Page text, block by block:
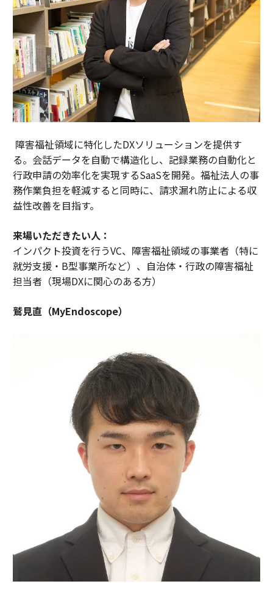
障害福祉領域に特化したDXソリューションを提供す
る。会話データを自動で構造化し、記録業務の自動化と
行政申請の効率化を実現するSaaSを開発。福祉法人の事
務作業負担を軽減すると同時に、請求漏れ防止による収
益性改善を目指す。
来場いただきたい人：
インパクト投資を行うVC、障害福祉領域の事業者（特に
就労支援・B型事業所など）、自治体・行政の障害福祉
担当者（現場DXに関心のある方）
鷲見直（MyEndoscope）